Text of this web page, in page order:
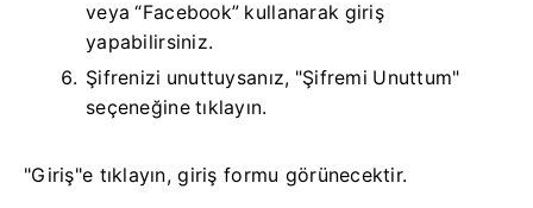
veya “Facebook” kullanarak giriş
yapabilirsiniz.
Şifrenizi unuttuysanız, "Şifremi Unuttum"
seçeneğine tıklayın.
"Giriş"e tıklayın, giriş formu görünecektir.